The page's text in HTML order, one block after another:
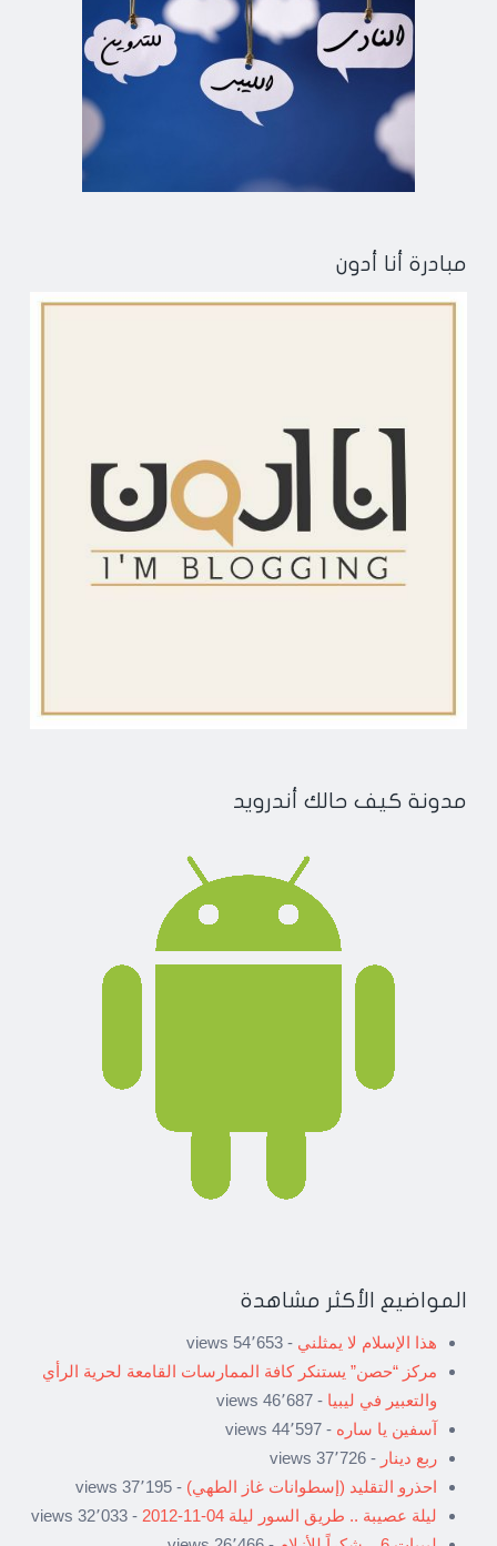
مبادرة أنا أدون
مدونة كيف حالك أندرويد
المواضيع الأكثر مشاهدة
هذا الإسلام لا يمثلني - 54٬653 views
مركز “حصن” يستنكر كافة الممارسات القامعة لحرية الرأي
والتعبير في ليبيا - 46٬687 views
آسفين يا ساره - 44٬597 views
ربع دينار - 37٬726 views
احذرو التقليد (إسطوانات غاز الطهي) - 37٬195 views
ليلة عصيبة .. طريق السور ليلة 04-11-2012
- 32٬033 views